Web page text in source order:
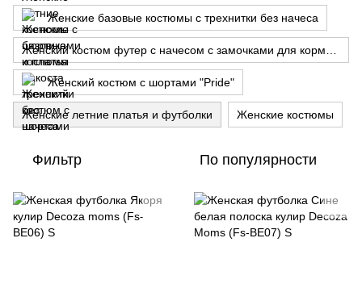
Женские базовые костюмы с трехнитки без начеса
Женский костюм с шортами "Pride"
Женские летние платья и футболки Женские костюмы
Фильтр По популярности